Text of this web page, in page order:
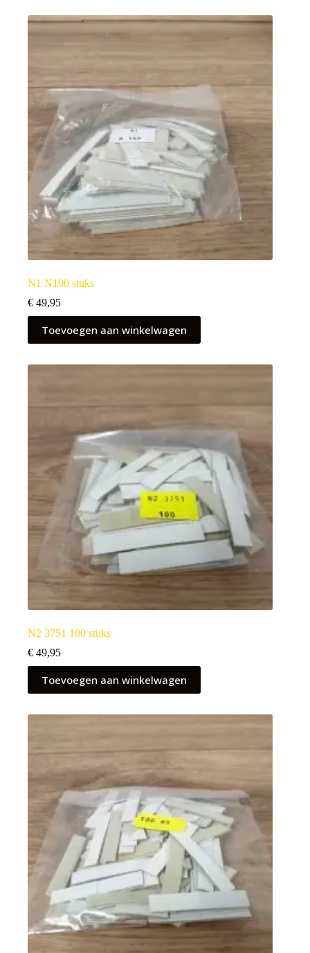
N1 N100 stuks
€ 49,95
Toevoegen aan winkelwagen
N2 3751 100 stuks
€ 49,95
Toevoegen aan winkelwagen